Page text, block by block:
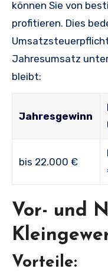
können Sie von
profitieren. Dies
Jahresumsatz
bleibt:
Jahresgewinn
bis 22.000 €
Vor- und
Vorteile: